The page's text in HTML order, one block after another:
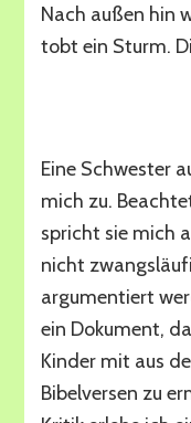
Nach außen hin
tobt ein Sturm.
Eine Schwester
mich zu.
spricht sie mich
nicht
argumentiert
ein Dokument,
Kinder mit aus
Bibelversen zu